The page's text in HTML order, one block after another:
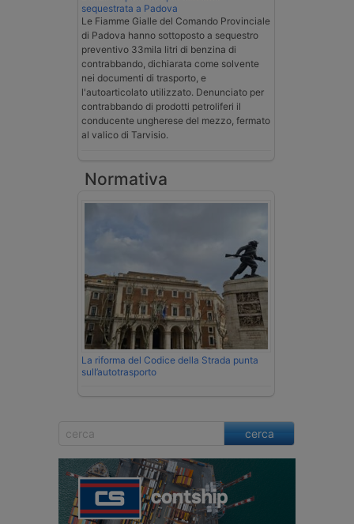
sequestrata a Padova
Le Fiamme Gialle del Comando Provinciale
di Padova hanno sottoposto a sequestro
preventivo 33mila litri di benzina di
contrabbando, dichiarata come solvente
nei documenti di trasporto, e
l'autoarticolato utilizzato. Denunciato per
contrabbando di prodotti petroliferi il
conducente ungherese del mezzo, fermato
al valico di Tarvisio.
Normativa
La riforma del Codice della Strada punta
sull’autotrasporto
cerca